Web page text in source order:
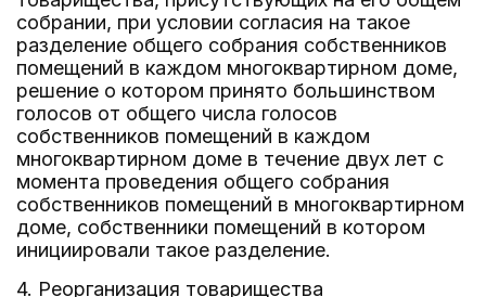
собрании, при условии согласия на такое
разделение общего собрания собственников
помещений в каждом многоквартирном доме,
решение о котором принято большинством
голосов от общего числа голосов
собственников помещений в каждом
многоквартирном доме в течение двух лет с
момента проведения общего собрания
собственников помещений в многоквартирном
доме, собственники помещений в котором
инициировали такое разделение.
4. Реорганизация товарищества